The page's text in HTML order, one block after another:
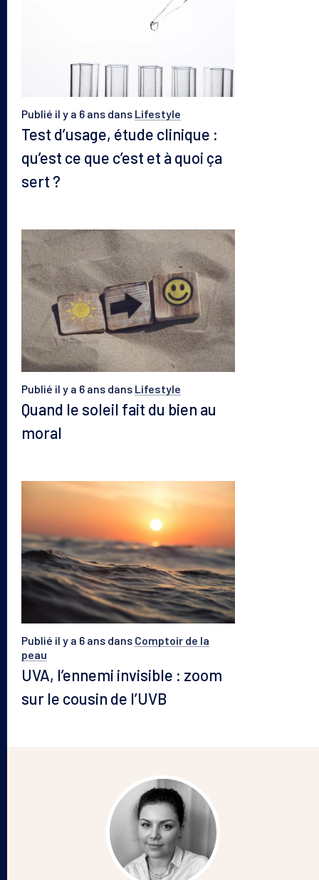
Nos solutions
Le laboratoire
Le magazine
Publié il y a 6 ans dans Lifestyle
Test d’usage, étude clinique :
qu’est ce que c’est et à quoi ça
sert ?
Publié il y a 6 ans dans Lifestyle
Quand le soleil fait du bien au
moral
Publié il y a 6 ans dans Comptoir de la
peau
UVA, l’ennemi invisible : zoom
sur le cousin de l’UVB